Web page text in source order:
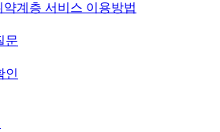
약계층 서비스 이용방법
문
인